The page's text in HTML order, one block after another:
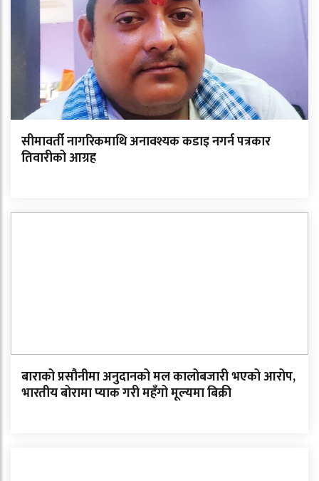
सीमावर्ती नागरिकमाथि अनावश्यक कडाइ नगर्न पत्रकार
तिवारीको आग्रह
बाराको प्रसौनीमा अनुदानको मल कालोबजारी भएको आरोप,
भारतीय बोरामा प्याक गरी महँगो मूल्यमा बिक्री